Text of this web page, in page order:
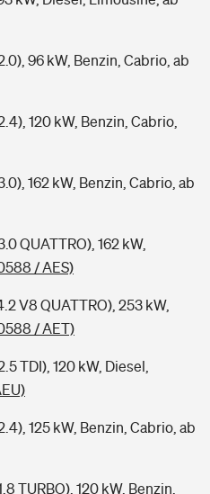
96 kW, Benzin, Cabrio, ab
120 kW, Benzin, Cabrio,
162 kW, Benzin, Cabrio, ab
QUATTRO), 162 kW,
/ AES)
V8 QUATTRO), 253 kW,
/ AET)
TDI), 120 kW, Diesel,
125 kW, Benzin, Cabrio, ab
TURBO), 120 kW, Benzin,